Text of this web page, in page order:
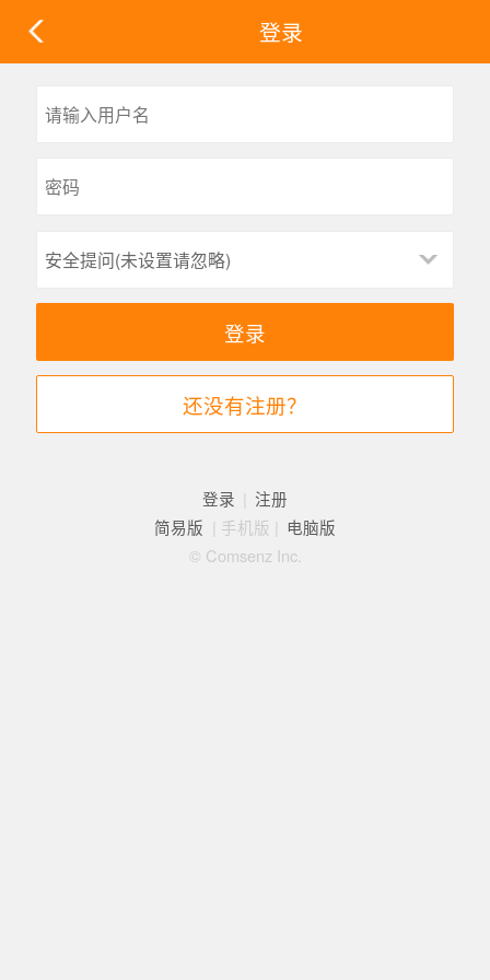
登录
安全提问(未设置请忽略)
登录
还没有注册？
登录
注册
简易版
手机版
电脑版
© Comsenz Inc.